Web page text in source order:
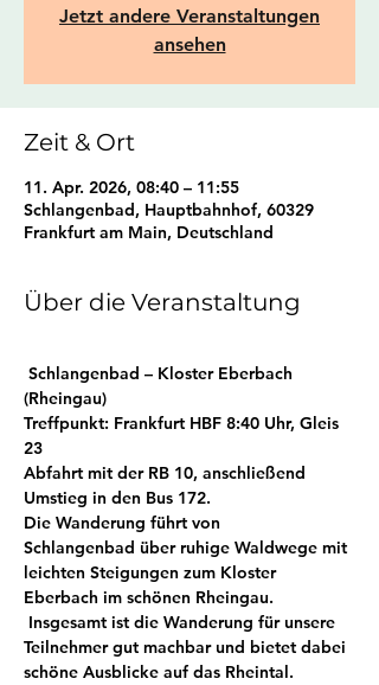
Jetzt andere Veranstaltungen
ansehen
Zeit & Ort
11. Apr. 2026, 08:40 – 11:55
Schlangenbad, Hauptbahnhof, 60329
Frankfurt am Main, Deutschland
Über die Veranstaltung
(Rheingau)
Treffpunkt: Frankfurt HBF 8:40 Uhr, Gleis
23
Abfahrt mit der RB 10, anschließend
Umstieg in den Bus 172.
Die Wanderung führt von
Schlangenbad über ruhige Waldwege mit
leichten Steigungen zum Kloster
Eberbach im schönen Rheingau.
Insgesamt ist die Wanderung für unsere
Teilnehmer gut machbar und bietet dabei
schöne Ausblicke auf das Rheintal.